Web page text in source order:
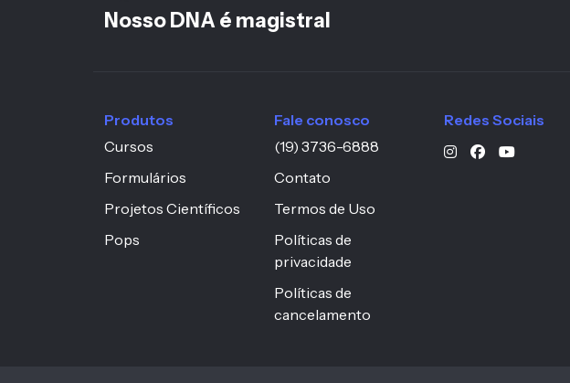
Nosso DNA é magistral
Produtos
Cursos
Formulários
Projetos Científicos
Pops
Fale conosco
(19) 3736-6888
Contato
Termos de Uso
Políticas de
privacidade
Políticas de
cancelamento
Redes Sociais